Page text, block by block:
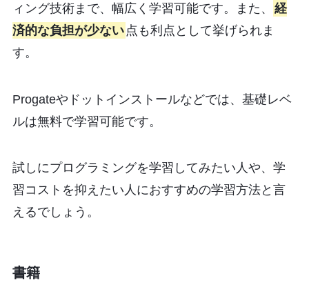
ィング技術まで、幅広く学習可能です。また、
経
済的な負担が少ない 点も利点として挙げられま
す。
Progateやドットインストールなどでは、基礎レベ
ルは無料で学習可能です。
試しにプログラミングを学習してみたい人や、学
習コストを抑えたい人におすすめの学習方法と言
えるでしょう。
書籍